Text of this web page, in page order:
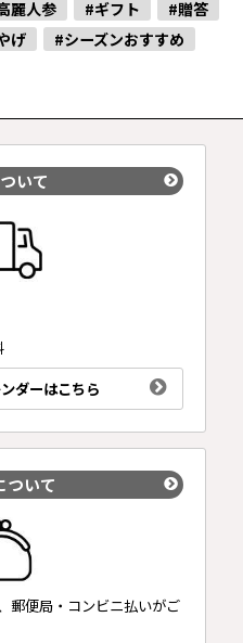
麗人参 #ギフト
#贈答
げ
#シーズンおすすめ
いて
ダーはこちら
ついて
郵便局・コンビニ払いがご